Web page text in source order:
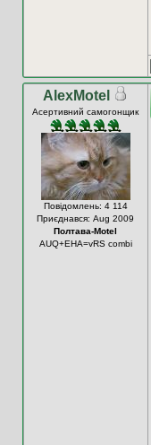
AlexMotel
Асертивний самогонщик
Повідомлень: 4 114
Приєднався: Aug 2009
Полтава-Motel
AUQ+EHA=vRS combi